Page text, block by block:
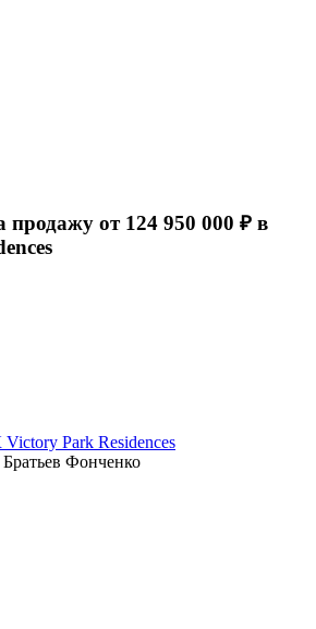
продажу от 124 950 000 ₽ в
Park Residences
Фонченко